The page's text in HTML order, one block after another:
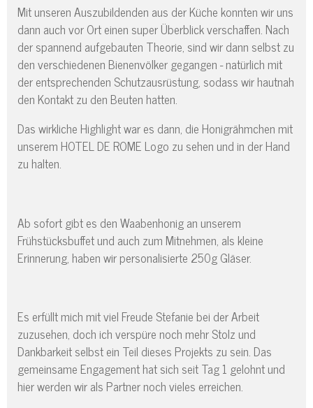
Mit unseren Auszubildenden aus der Küche konnten wir uns
dann auch vor Ort einen super Überblick verschaffen. Nach
der spannend aufgebauten Theorie, sind wir dann selbst zu
den verschiedenen Bienenvölker gegangen - natürlich mit
der entsprechenden Schutzausrüstung, sodass wir hautnah
den Kontakt zu den Beuten hatten.
Das wirkliche Highlight war es dann, die Honigrähmchen mit
unserem HOTEL DE ROME Logo zu sehen und in der Hand
zu halten.
Ab sofort gibt es den Waabenhonig an unserem
Frühstücksbuffet und auch zum Mitnehmen, als kleine
Erinnerung, haben wir personalisierte 250g Gläser.
Es erfüllt mich mit viel Freude Stefanie bei der Arbeit
zuzusehen, doch ich verspüre noch mehr Stolz und
Dankbarkeit selbst ein Teil dieses Projekts zu sein. Das
gemeinsame Engagement hat sich seit Tag 1 gelohnt und
hier werden wir als Partner noch vieles erreichen.